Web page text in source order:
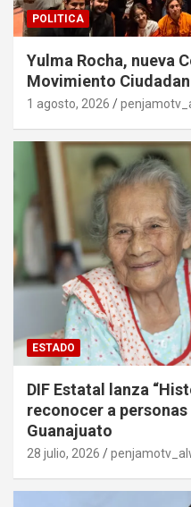
POLITICA
Yulma Rocha, nueva
Movimiento
1 agosto, 2026
ESTADO
DIF Estatal lanza
reconocer a personas
Guanajuato
28 julio, 2026